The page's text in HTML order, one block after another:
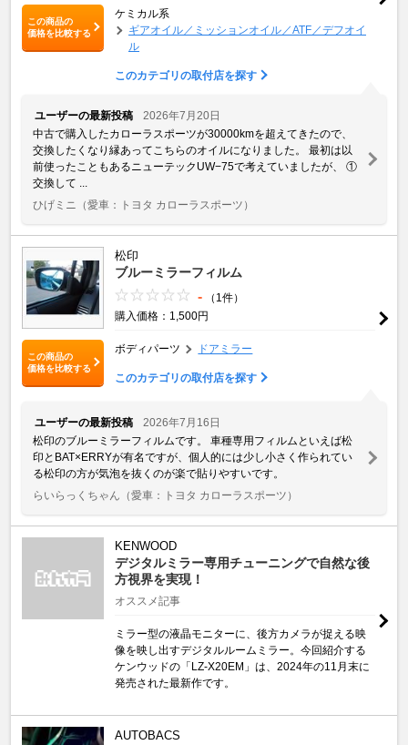
この商品の
価格を比較する
ケミカル系
ギアオイル／ミッションオイル／ATF／デフオイ
ル
このカテゴリの取付店を探す
ユーザーの最新投稿
2026年7月20日
中古で購入したカローラスポーツが30000kmを超えてきたので、
交換したくなり縁あってこちらのオイルになりました。 最初は以
前使ったこともあるニューテックUW−75で考えていましたが、 ①
交換して ...
ひげミニ
（愛車：トヨタ カローラスポーツ）
この商品の
価格を比較する
松印
ブルーミラーフィルム
-
（1件）
購入価格：1,500円
ボディパーツ ドアミラー
このカテゴリの取付店を探す
ユーザーの最新投稿
2026年7月16日
松印のブルーミラーフィルムです。 車種専用フィルムといえば松
印とBAT×ERRYが有名ですが、個人的には少し小さく作られてい
る松印の方が気泡を抜くのが楽で貼りやすいです。
らいらっくちゃん （愛車：トヨタ カローラスポーツ）
KENWOOD
デジタルミラー専用チューニングで自然な後
方視界を実現！
オススメ記事
ミラー型の液晶モニターに、後方カメラが捉える映
像を映し出すデジタルルームミラー。今回紹介する
ケンウッドの「LZ-X20EM」は、2024年の11月末に
発売された最新作です。
AUTOBACS